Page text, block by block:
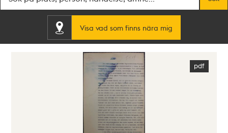
Visa vad som finns nära mig